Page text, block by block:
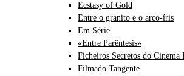
Ecstasy of Gold
Entre o granito e o arco-íris
Em Série
«Entre Parêntesis»
Ficheiros Secretos do Cinema
Filmado Tangente